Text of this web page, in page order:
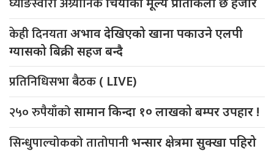
केही दिनयताअभाव देखिएको खाना पकाउने एलपी
ग्यासको बिक्री सहज बन्दै
प्रतिनिधिसभा बैठक ( LIVE)
२५० रुपैयाँकोसामान किन्दा १० लाखको बम्पर उपहार !
सिन्धुपाल्चोकको तातोपानीभन्सार क्षेत्रमा सुक्खा पहिरो